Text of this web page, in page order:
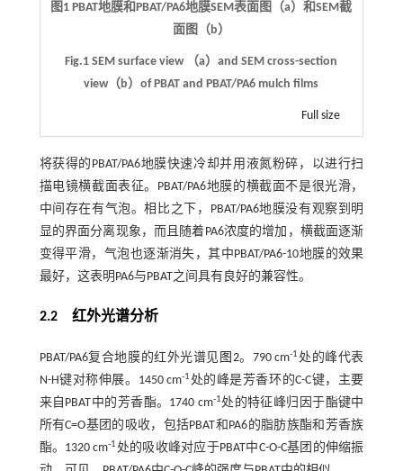
图1 PBAT地膜和PBAT/PA6地膜SEM表面图（a）和SEM截
面图（b）
Fig.1 SEM surface view （a）and SEM cross-section
view（b）of PBAT and PBAT/PA6 mulch films
Full size
将获得的PBAT/PA6地膜快速冷却并用液氮粉碎，以进行扫
描电镜横截面表征。PBAT/PA6地膜的横截面不是很光滑，
中间存在有气泡。相比之下，PBAT/PA6地膜没有观察到明
显的界面分离现象，而且随着PA6浓度的增加，横截面逐渐
变得平滑，气泡也逐渐消失，其中PBAT/PA6-10地膜的效果
最好，这表明PA6与PBAT之间具有良好的兼容性。
2.2 红外光谱分析
PBAT/PA6复合地膜的红外光谱见 图2。790 cm-1处的峰代表
N-H键对称伸展。1450 cm-1处的峰是芳香环的C-C键，主要
来自PBAT中的芳香酯。1740 cm-1处的特征峰归因于酯键中
所有C=O基团的吸收，包括PBAT和PA6的脂肪族酯和芳香族
酯。1320 cm-1处的吸收峰对应于PBAT中C-O-C基团的伸缩振